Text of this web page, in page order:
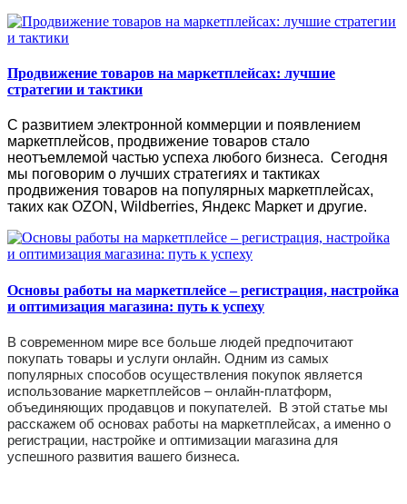
Продвижение товаров на маркетплейсах: лучшие
стратегии и тактики
С развитием электронной коммерции и появлением
маркетплейсов, продвижение товаров стало
неотъемлемой частью успеха любого бизнеса. Сегодня
мы поговорим о лучших стратегиях и тактиках
продвижения товаров на популярных маркетплейсах,
таких как OZON, Wildberries, Яндекс Маркет и другие.
Основы работы на маркетплейсе – регистрация, настройка
и оптимизация магазина: путь к успеху
В современном мире все больше людей предпочитают
покупать товары и услуги онлайн. Одним из самых
популярных способов осуществления покупок является
использование маркетплейсов – онлайн-платформ,
объединяющих продавцов и покупателей. В этой статье мы
расскажем об основах работы на маркетплейсах, а именно о
регистрации, настройке и оптимизации магазина для
успешного развития вашего бизнеса.